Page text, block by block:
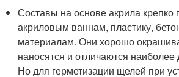
Составы на основе акрила крепко
акриловым ваннам, пластику,
материалам. Они хорошо
наносятся и отличаются наиболее
Но для герметизации щелей при